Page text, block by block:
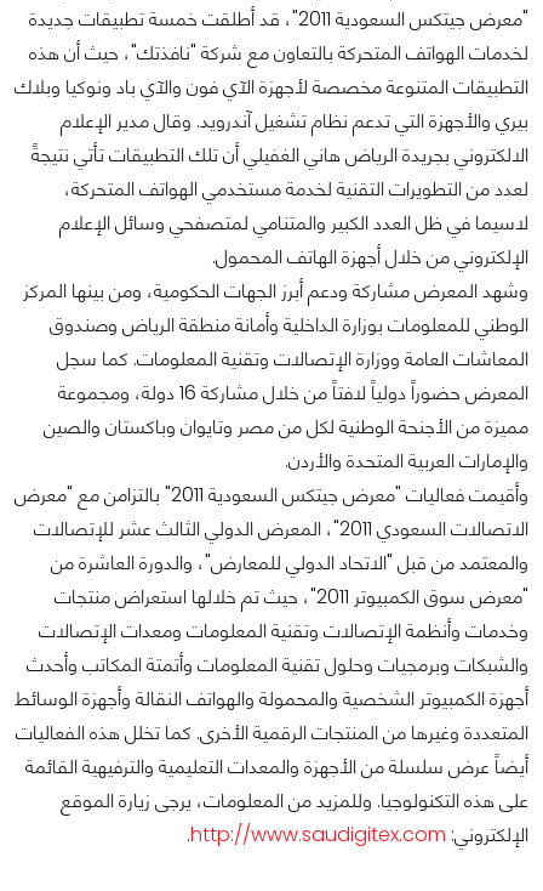
"معرض جيتكس السعودية 2011"، قد أطلقت خمسة تطبيقات جديدة
لخدمات الهواتف المتحركة بالتعاون مع شركة "نافذتك"، حيث أن هذه
التطبيقات المتنوعة مخصصة لأجهزة الآي فون والآي باد ونوكيا وبلاك
بيري والأجهزة التي تدعم نظام تشغيل آندرويد. وقال مدير الإعلام
الالكتروني بجريدة الرياض هاني الغفيلي أن تلك التطبيقات تأتي نتيجةً
لعدد من التطويرات التقنية لخدمة مستخدمي الهواتف المتحركة،
لاسيما في ظل العدد الكبير والمتنامي لمتصفحي وسائل الإعلام
الإلكتروني من خلال أجهزة الهاتف المحمول.
وشهد المعرض مشاركة ودعم أبرز الجهات الحكومية، ومن بينها المركز
الوطني للمعلومات بوزارة الداخلية وأمانة منطقة الرياض وصندوق
المعاشات العامة ووزارة الإتصالات وتقنية المعلومات. كما سجل
المعرض حضوراً دولياً لافتاً من خلال مشاركة 16 دولة، ومجموعة
مميزة من الأجنحة الوطنية لكل من مصر وتايوان وباكستان والصين
والإمارات العربية المتحدة والأردن.
وأقيمت فعاليات "معرض جيتكس السعودية 2011" بالتزامن مع "معرض
الاتصالات السعودي 2011"، المعرض الدولي الثالث عشر للإتصالات
والمعتمد من قبل "الاتحاد الدولي للمعارض"، والدورة العاشرة من
"معرض سوق الكمبيوتر 2011"، حيث تم خلالها استعراض منتجات
وخدمات وأنظمة الإتصالات وتقنية المعلومات ومعدات الإتصالات
والشبكات وبرمجيات وحلول تقنية المعلومات وأتمتة المكاتب وأحدث
أجهزة الكمبيوتر الشخصية والمحمولة والهواتف النقالة وأجهزة الوسائط
المتعددة وغيرها من المنتجات الرقمية الأخرى. كما تخلل هذه الفعاليات
أيضاً عرض سلسلة من الأجهزة والمعدات التعليمية والترفيهية القائمة
على هذه التكنولوجيا. وللمزيد من المعلومات، يرجى زيارة الموقع
الإلكتروني: http://www.saudigitex.com
.